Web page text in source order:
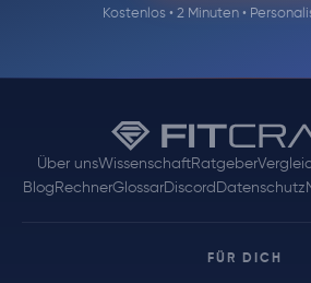
Kostenlos • 2 Minuten •
Über unsWissenschaftRatgeber
Blog RechnerGlossarDiscord Datenschutz
FÜR DICH